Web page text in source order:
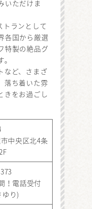
いただけま
トランとして
各国から厳選
特製の絶品グ
など、さまざ
落ち着いた雰
きをお過ごし
中央区北4条
！電話受付
ゆり)